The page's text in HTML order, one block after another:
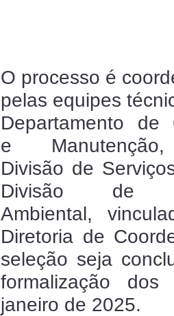
O processo é
pelas equipes
Departamento de
e
Divisão de
Divisão de
Ambiental,
Diretoria de
seleção seja
formalização
janeiro de 2025.